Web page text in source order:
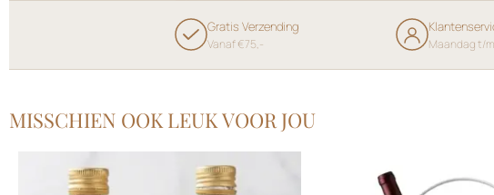
Gratis Verzending
Vanaf €75,- Maandag t/
MISSCHIEN OOK LEUK VOOR JOU